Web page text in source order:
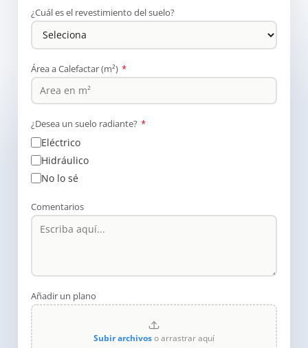
¿Cuál es el revestimiento del suelo?
Área a Calefactar (m²) *
¿Desea un suelo radiante? *
Eléctrico
Hidráulico
No lo sé
Comentarios
Añadir un plano
Subir archivoso arrastrar aquí